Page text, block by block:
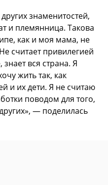
знаменитостей,
и племянница. Такова
как и моя мама, не
считает привилегией
вся страна. Я
жить так, как
и их дети. Я не считаю
поводом для того,
— поделилась